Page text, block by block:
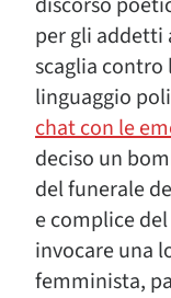
per gli addetti
scaglia contro
linguaggio
chat con le
deciso un
del funerale
e complice
invocare una
femminista,